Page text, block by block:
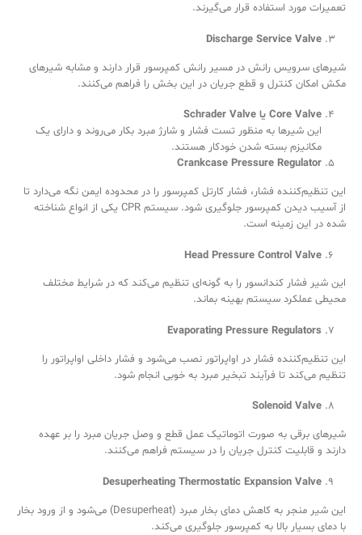
تعمیرات مورد استفاده قرار می‌گیرند.
Discharge Service Valve
شیرهای سرویس رانش در مسیر رانش کمپرسور قرار دارند و مشابه شیرهای
مکش امکان کنترل و قطع جریان در این بخش را فراهم می‌کنند.
Core Valve یاSchrader Valve
این شیر‌ها به منظور تست فشار و شارژ مبرد بکار می‌روند و دارای یک
مکانیزم بسته شدن خودکار هستند.
Crankcase Pressure Regulator
این تنظیم‌کننده فشار، فشار کارتل کمپرسور را در محدوده ایمن نگه می‌دارد تا
از آسیب دیدن کمپرسور جلوگیری شود. سیستم CPR یکی از انواع شناخته
شده در این زمینه است.
Head Pressure Control Valve
این شیر فشار کندانسور را به گونه‌ای تنظیم می‌کند که در شرایط مختلف
محیطی عملکرد سیستم بهینه بماند.
Evaporating Pressure Regulators
این تنظیم‌کننده فشار در اواپراتور نصب می‌شود و فشار داخلی اواپراتور را
تنظیم می‌کند تا فرآیند تبخیر مبرد به خوبی انجام شود.
Solenoid Valve
شیرهای برقی به صورت اتوماتیک عمل قطع و وصل جریان مبرد را بر عهده
دارند و قابلیت کنترل جریان را در سیستم فراهم می‌کنند.
Desuperheating Thermostatic Expansion Valve
این شیر منجر به کاهش دمای بخار مبرد (Desuperheat) می‌شود و از ورود بخار
با دمای بسیار بالا به کمپرسور جلوگیری می‌کند.